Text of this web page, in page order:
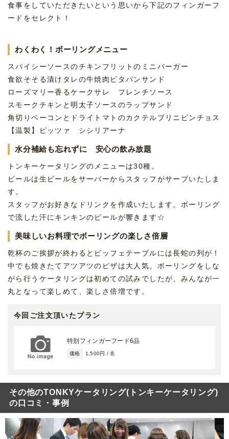
食事をしていただきたいという思いから下記のフィンガーフ
ードをセレクト！
わくわく！ボーリングメニュー
スパイシーソースのチキンフリットのミニバーガー
食欲そそる漬けタレの牛焼肉ピタパンサンド
ローズマリー香るケークサレ フレンチソース
スモークチキンと明太子ソースのラップサンド
角切りベーコンとドライトマトのカクテルブリニピンチョス
【温製】ピッツァ シシリアーナ
水分補給も忘れずに 安心の飲み放題
トンキーケータリングのメニューは30種。
ビールは生ビールをサーバーからスタッフがサーブいたしま
す。
スタッフがお好きなドリンクを作成いたします。ボーリング
で流した汗にキンキンのビールが響きます☆
美味しいお料理でボーリングの楽しさ倍層
乾杯のご挨拶が終わるとビッフェテーブルには長蛇の列が！
中でも焼きたてアツアツのピザは大人気。ボーリングをしな
がら行うケータリングは初めての試みでしたが、みんなが一
丸となって楽しめて、楽しさ倍増です。
今回ご注文頂いたプラン
特別フィンガーフード6品
価格 1,500円 / 名
その他のTONKYケータリング(トンキーケータリング)
の口コミ・事例